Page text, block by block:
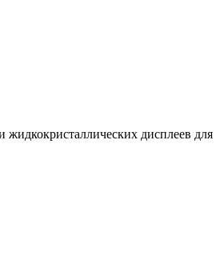
жидкокристаллических дисплеев для